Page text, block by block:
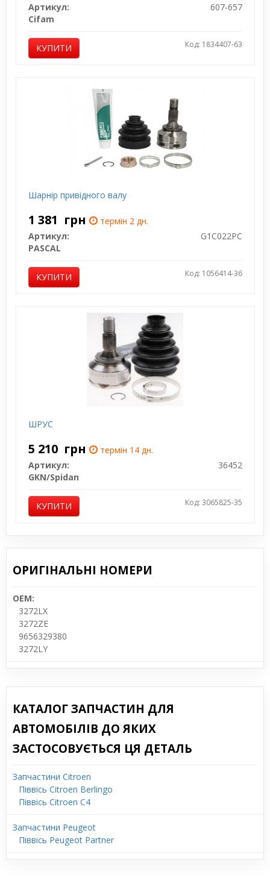
Артикул:
607-657
Cifam
КУПИТИ Код: 1834407-63
Шарнір привідного валу
1 381 грн
термін 2 дн.
Артикул:
G1C022PC
PASCAL
КУПИТИ Код: 1056414-36
ШРУС
5 210 грн
термін 14 дн.
Артикул:
36452
GKN/Spidan
КУПИТИ Код: 3065825-35
ОРИГІНАЛЬНІ НОМЕРИ
OEM:
3272LX
3272ZE
9656329380
3272LY
КАТАЛОГ ЗАПЧАСТИН ДЛЯ
АВТОМОБІЛІВ ДО ЯКИХ
ЗАСТОСОВУЄТЬСЯ ЦЯ ДЕТАЛЬ
Запчастини Citroen
Піввісь Citroen Berlingo
Піввісь Citroen C4
Запчастини Peugeot
Піввісь Peugeot Partner